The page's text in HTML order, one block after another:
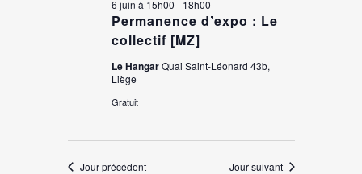
2026
vues
Permanence d’expo : Le
collectif [MZ]
6 juin à 15h00 - 18h00
Le HangarQuai Saint-Léonard 43b,
Liège
Gratuit
Jour précédent Jour suivant